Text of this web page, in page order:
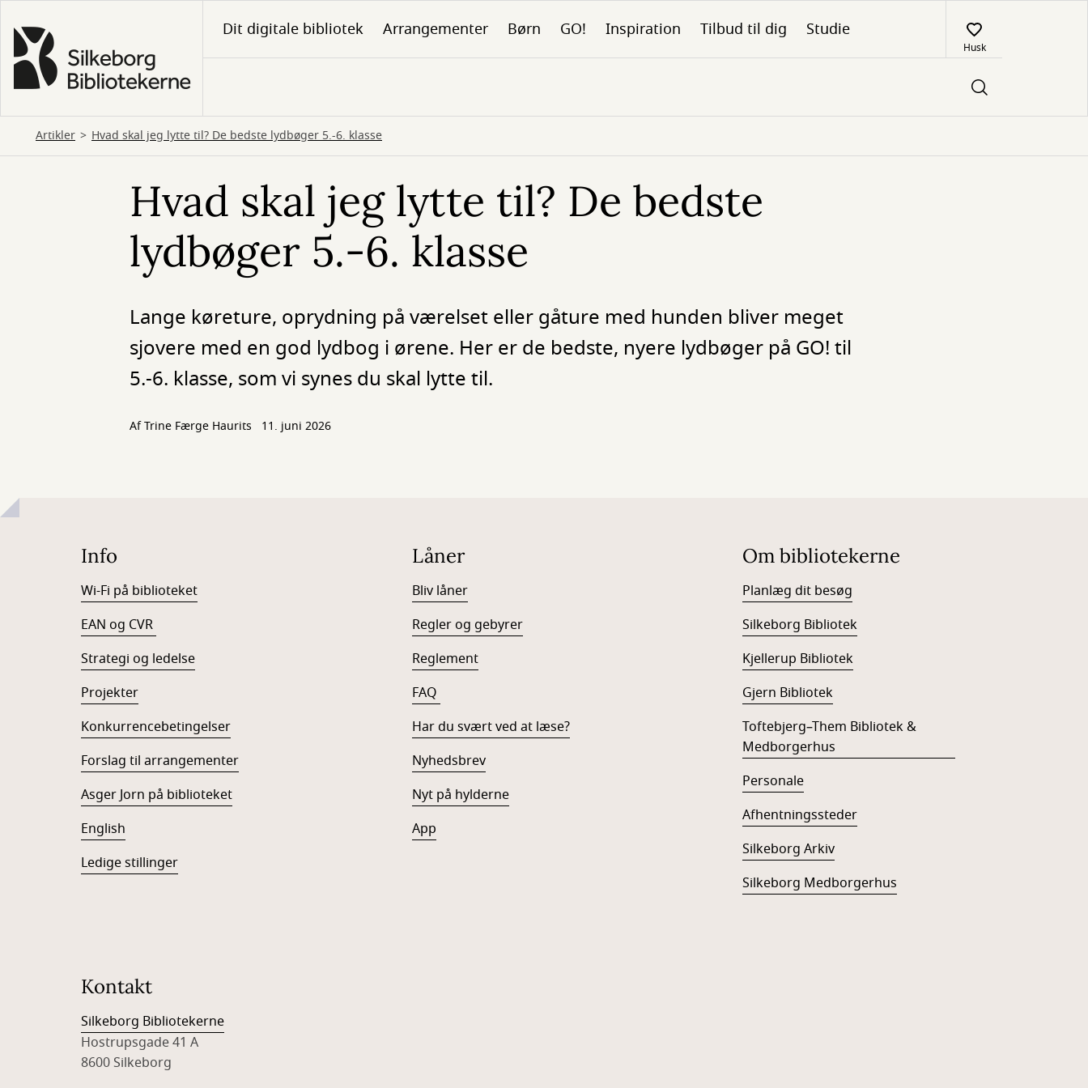
hovedindhold
Dit digitale bibliotek Arrangementer Børn GO! Inspiration Tilbud til dig Studie
Husk
Artikler Hvad skal jeg lytte til? De bedste lydbøger 5.-6. klasse
Hvad skal jeg lytte til? De bedste
lydbøger 5.-6. klasse
Lange køreture, oprydning på værelset eller gåture med hunden bliver meget
sjovere med en god lydbog i ørene. Her er de bedste, nyere lydbøger på GO! til
5.-6. klasse, som vi synes du skal lytte til.
AfTrine Færge Haurits 11. juni 2026
Info
Wi-Fi på biblioteket
EAN og CVR
Strategi og ledelse
Projekter
Konkurrencebetingelser
Forslag til arrangementer
Asger Jorn på biblioteket
English
Ledige stillinger
Låner
Bliv låner
Regler og gebyrer
Reglement
FAQ
Har du svært ved at læse?
Nyhedsbrev
Nyt på hylderne
App
Om bibliotekerne
Planlæg dit besøg
Silkeborg Bibliotek
Kjellerup Bibliotek
Gjern Bibliotek
Toftebjerg–Them Bibliotek &
Medborgerhus
Personale
Afhentningssteder
Silkeborg Arkiv
Silkeborg Medborgerhus
Kontakt
Silkeborg Bibliotekerne
Hostrupsgade 41 A
8600 Silkeborg